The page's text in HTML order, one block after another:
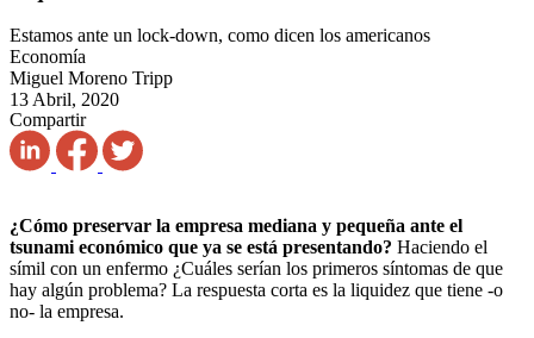
Estamos ante un lock-down, como dicen los americanos
Economía
Miguel Moreno Tripp
13 Abril, 2020
Compartir
¿Cómo preservar la empresa mediana y pequeña ante el
tsunami económico que ya se está presentando? Haciendo el
símil con un enfermo ¿Cuáles serían los primeros síntomas de que
hay algún problema? La respuesta corta es la liquidez que tiene -o
no- la empresa.